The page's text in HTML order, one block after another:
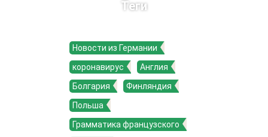
Теги
Новости из Германии
коронавирус
Англия
Болгария
Финляндия
Польша
Грамматика французского